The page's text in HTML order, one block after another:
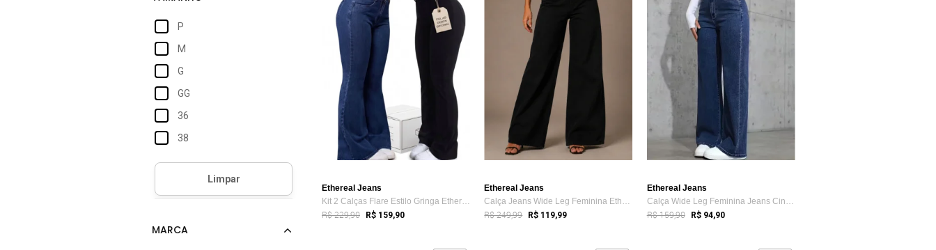
P
M
G
GG
36
38
40
46
Ethereal Jeans
Kit 2 Calças Flare Estilo Gringa Etherea...
R$ 229,90 R$ 159,90
Ethereal Jeans
Calça Jeans Wide Leg Feminina Ethereal P...
R$ 249,99 R$ 119,99
Ethereal Jeans
Calça Wide Leg Feminina Jeans Cintura Al...
R$ 159,90 R$ 94,90